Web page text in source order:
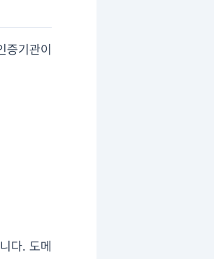
기관이
다. 도메